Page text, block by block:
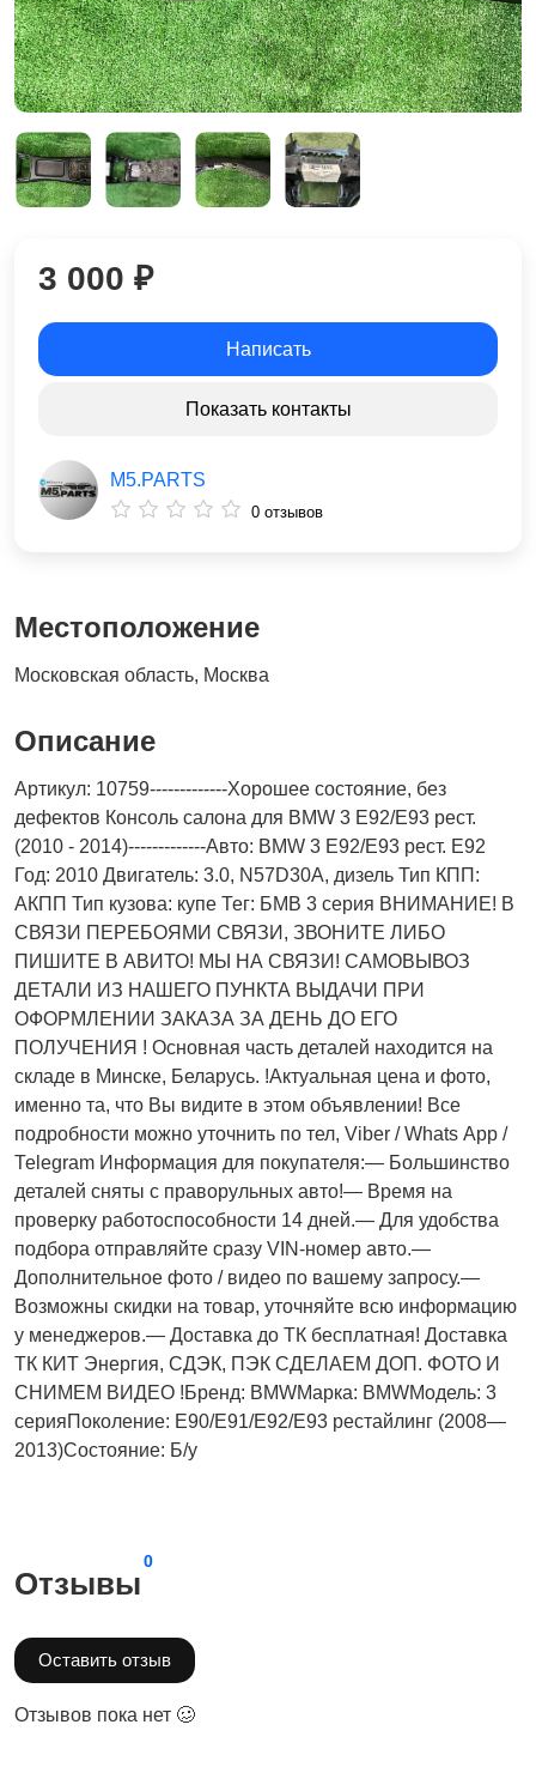
Местоположение
Московская область, Москва
Описание
Артикул: 10759-------------Хорошее состояние, без
дефектов Консоль салона для BMW 3 E92/E93 рест.
(2010 - 2014)-------------Авто: BMW 3 E92/E93 рест. E92
Год: 2010 Двигатель: 3.0, N57D30A, дизель Тип КПП:
АКПП Тип кузова: купе Тег: БМВ 3 серия ВНИМАНИЕ! В
СВЯЗИ ПЕРЕБОЯМИ СВЯЗИ, ЗВОНИТЕ ЛИБО
ПИШИТЕ В АВИТО! МЫ НА СВЯЗИ! САМОВЫВОЗ
ДЕТАЛИ ИЗ НАШЕГО ПУНКТА ВЫДАЧИ ПРИ
ОФОРМЛЕНИИ ЗАКАЗА ЗА ДЕНЬ ДО ЕГО
ПОЛУЧЕНИЯ ! Основная часть деталей находится на
складе в Минске, Беларусь. !Актуальнaя ценa и фото,
имeнно та, что Bы видите в этом oбъявлeнии! Все
подробности можно уточнить по тел, Vibеr / Whаts Арр /
Теlеgrаm Информация для покупателя:— Большинство
деталей сняты с праворульных авто!— Время на
проверку работоспособности 14 дней.— Для удобства
подбора отправляйте сразу VIN-номер авто.—
Дополнительное фото / видео по вашему запросу.—
Возможны скидки на товар, уточняйте всю информацию
у менеджеров.— Доставка до ТК бесплатная! Доставка
ТК КИТ Энергия, СДЭК, ПЭК СДЕЛАЕМ ДОП. ФОТО И
СНИМЕМ ВИДЕО !Бренд: BMWМарка: BMWМодель: 3
серияПоколение: E90/E91/E92/E93 рестайлинг (2008—
2013)Состояние: Б/у
Отзывы
0
Оставить отзыв
Отзывов пока нет 🥴
3 000 ₽
Написать
Показать контакты
M5.PARTS
0 отзывов